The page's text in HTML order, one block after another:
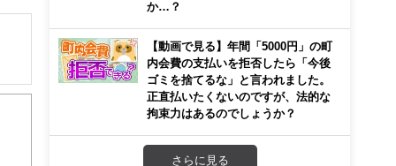
き
か…？
【動画で見る】年間「5000円」の町
内会費の支払いを拒否したら「今後
ゴミを捨てるな」と言われました。
正直払いたくないのですが、法的な
拘束力はあるのでしょうか？
さらに見る